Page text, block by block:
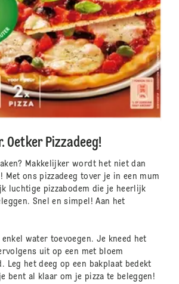
Oetker Pizzadeeg!
Makkelijker wordt het niet dan
Met ons pizzadeeg tover je in een mum
luchtige pizzabodem die je heerlijk
Snel en simpel! Aan het
water toevoegen. Je kneed het
uit op een met bloem
Leg het deeg op een bakplaat bedekt
bent al klaar om je pizza te beleggen!